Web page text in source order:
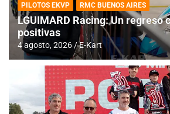
PILOTOS EKVP RMC BUENOS AIRES
LGUIMARD Racing: Un regreso
positivas
4 agosto, 2026 E-Kart